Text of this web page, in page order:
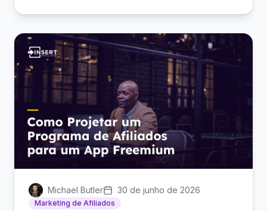
Michael Butler 30 de junho de 2026
Marketing de Afiliados